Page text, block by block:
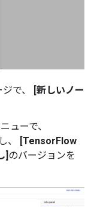
で、
[新しいノー
ューで、
、
[TensorFlow
] のバージョンを